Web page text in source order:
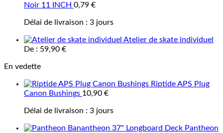
Noir 11 INCH 0,79 €
Délai de livraison : 3 jours
Atelier de skate individuel
De : 59,90 €
En vedette
Riptide APS Plug
Canon Bushings 10,90 €
Délai de livraison : 3 jours
Pantheon